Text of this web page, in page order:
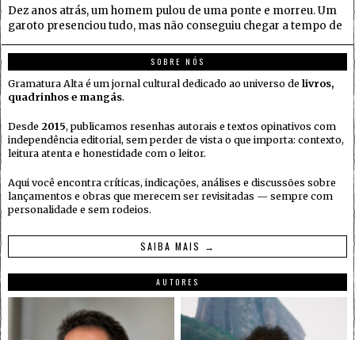
Dez anos atrás, um homem pulou de uma ponte e morreu. Um
garoto presenciou tudo, mas não conseguiu chegar a tempo de
SOBRE NÓS
Gramatura Alta é um jornal cultural dedicado ao universo de livros,
quadrinhos e mangás.
Desde 2015, publicamos resenhas autorais e textos opinativos com
independência editorial, sem perder de vista o que importa: contexto,
leitura atenta e honestidade com o leitor.
Aqui você encontra críticas, indicações, análises e discussões sobre
lançamentos e obras que merecem ser revisitadas — sempre com
personalidade e sem rodeios.
SAIBA MAIS →
AUTORES